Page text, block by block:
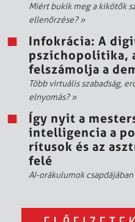
Miért bukik meg a kikötők
ellenőrzése?»
Infokrácia: A
pszichopolitika,
felszámolja a
Több virtuális szabadság,
elnyomás?»
Így nyit a
intelligencia a
rítusok és az
felé
AI-orákulumok csapdájában